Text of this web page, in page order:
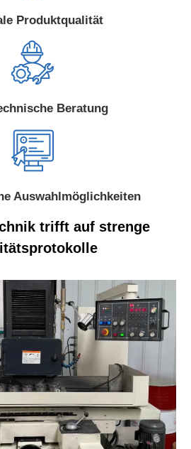
Produktqualität
Beratung
Auswahlmöglichkeiten
trifft auf strenge